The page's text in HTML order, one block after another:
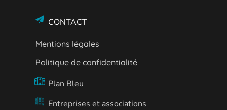
CONTACT
Mentions légales
Politique de confidentialité
Plan Bleu
Entreprises et associations